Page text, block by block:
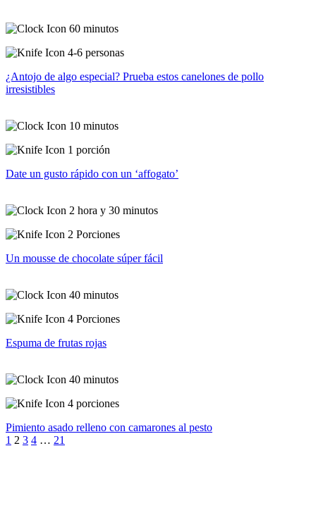
60 minutos
4-6 personas
¿Antojo de algo especial? Prueba estos canelones de pollo
irresistibles
10 minutos
1 porción
Date un gusto rápido con un ‘affogato’
2 hora y 30 minutos
2 Porciones
Un mousse de chocolate súper fácil
40 minutos
4 Porciones
Espuma de frutas rojas
40 minutos
4 porciones
Pimiento asado relleno con camarones al pesto
1 2 3 4 … 21